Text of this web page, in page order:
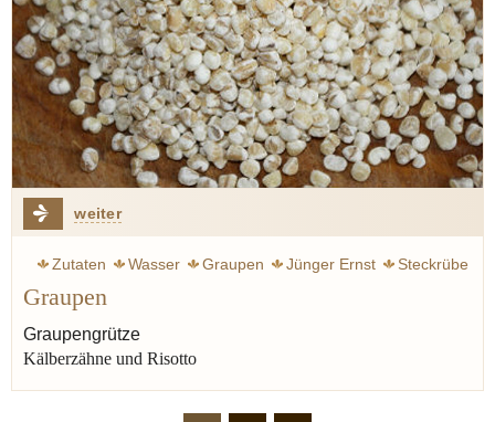
weiter
Zutaten Wasser Graupen Jünger Ernst
Steckrübe
Graupen
Graupengrütze
Kälberzähne und Risotto